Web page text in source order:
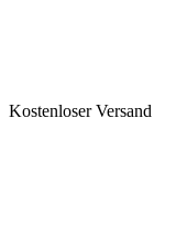
Kostenloser Versand